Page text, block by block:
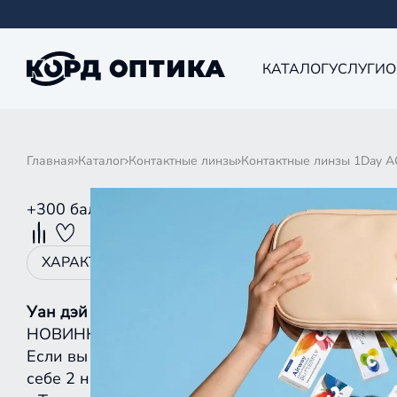
КАТАЛОГУСЛУГИ
Главная Каталог Контактные линзы Контактные линзы 1Day
+300 баллов MyACUVUE
ХАРАКТЕРИСТИКИ ОПИСАНИЕ ДОСТАВКА
Уан дэй акувью оазис макс, 30 линз
НОВИНКА! Контактные линзы ACUVUE®
Если вы хотите видеть и жить на максимум,
себе 2 новые технологии для